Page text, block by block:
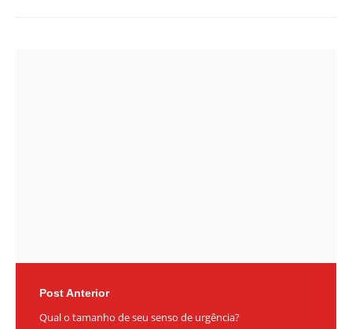
Post Anterior
Qual o tamanho de seu senso de urgência?